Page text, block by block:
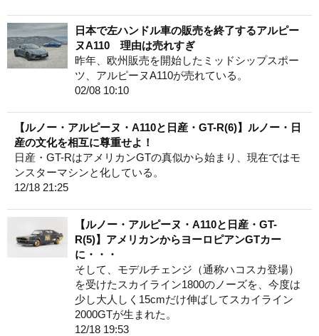
日本で左ハンドル車の販売を終了するアルピー
ヌA110 理由は売れすぎ
昨年、欧州販売を開始したミッドシップスポー
ツ、アルピーヌA110が売れている。
02/08 10:10
【ルノー・アルピーヌ・A110と日産・GT-R(6)】ルノー・日
産の文化を相互に尊重せよ！
日産・GT-RはアメリカンGTの真似から始まり、現在ではモ
ンスターマシンと化している。
12/18 21:25
【ルノー・アルピーヌ・A110と日産・GT-
R(5)】アメリカンからヨーロピアンGTカー
に・・・
そして、モデルチェンジ（通称ハコスカ登場）
を受けたスカイライン1800のノーズを、今度は
少し大人しく15cmだけ伸ばしてスカイライン
2000GTが生まれた。
12/18 19:53